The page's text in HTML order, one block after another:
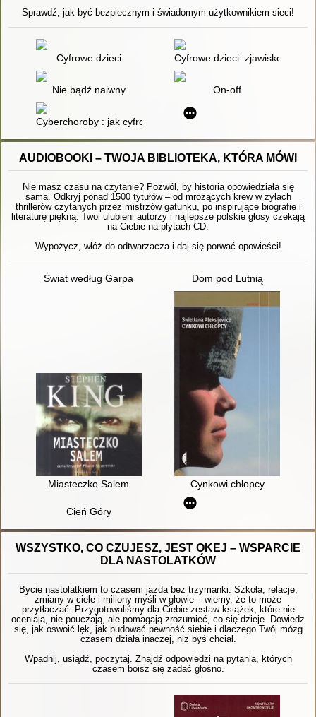
Sprawdź, jak być bezpiecznym i świadomym użytkownikiem sieci!
Cyfrowe dzieci Cyfrowe dzieci: zjawisko,
Nie bądź naiwny On-off
Cyberchoroby : jak cyfrowe życie rujnuje nasze zdrowie
AUDIOBOOKI – TWOJA BIBLIOTEKA, KTÓRA MÓWI
Nie masz czasu na czytanie? Pozwól, by historia opowiedziała się
sama. Odkryj ponad 1500 tytułów – od mrożących krew w żyłach
thrillerów czytanych przez mistrzów gatunku, po inspirujące biografie i
literaturę piękną. Twoi ulubieni autorzy i najlepsze polskie głosy czekają
na Ciebie na płytach CD.
Wypożycz, włóż do odtwarzacza i daj się porwać opowieści!
Świat według Garpa Dom pod Lutnią
Miasteczko Salem Cynkowi chłopcy
Cień Góry
WSZYSTKO, CO CZUJESZ, JEST OKEJ – WSPARCIE
DLA NASTOLATKÓW
Bycie nastolatkiem to czasem jazda bez trzymanki. Szkoła, relacje,
zmiany w ciele i miliony myśli w głowie – wiemy, że to może
przytłaczać. Przygotowaliśmy dla Ciebie zestaw książek, które nie
oceniają, nie pouczają, ale pomagają zrozumieć, co się dzieje. Dowiedz
się, jak oswoić lęk, jak budować pewność siebie i dlaczego Twój mózg
czasem działa inaczej, niż byś chciał.
Wpadnij, usiądź, poczytaj. Znajdź odpowiedzi na pytania, których
czasem boisz się zadać głośno.